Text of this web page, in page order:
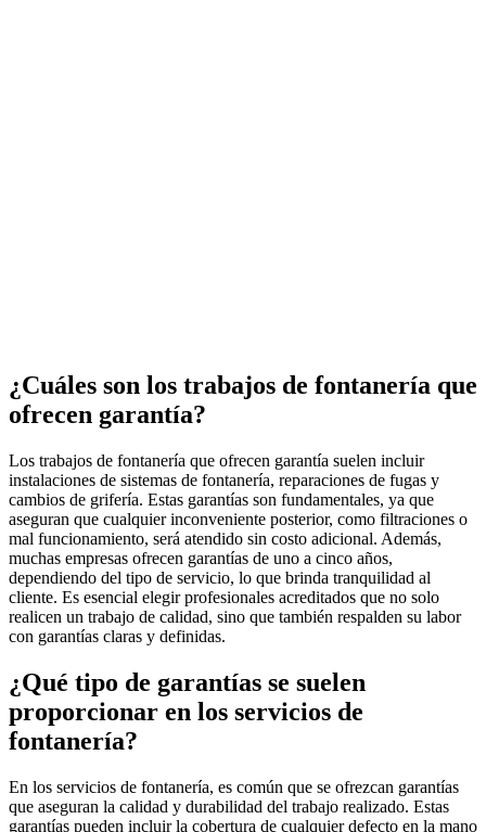
¿Cuáles son los trabajos de fontanería que
ofrecen garantía?
Los trabajos de fontanería que ofrecen garantía suelen incluir
instalaciones de sistemas de fontanería, reparaciones de fugas y
cambios de grifería. Estas garantías son fundamentales, ya que
aseguran que cualquier inconveniente posterior, como filtraciones o
mal funcionamiento, será atendido sin costo adicional. Además,
muchas empresas ofrecen garantías de uno a cinco años,
dependiendo del tipo de servicio, lo que brinda tranquilidad al
cliente. Es esencial elegir profesionales acreditados que no solo
realicen un trabajo de calidad, sino que también respalden su labor
con garantías claras y definidas.
¿Qué tipo de garantías se suelen
proporcionar en los servicios de
fontanería?
En los servicios de fontanería, es común que se ofrezcan garantías
que aseguran la calidad y durabilidad del trabajo realizado. Estas
garantías pueden incluir la cobertura de cualquier defecto en la mano